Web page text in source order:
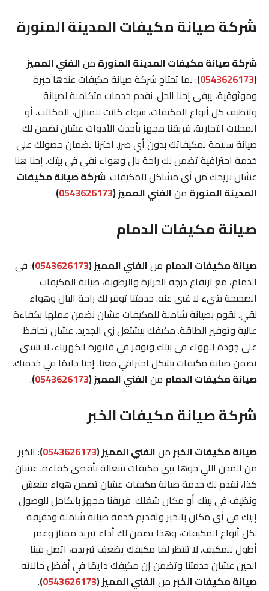
شركة صيانة مكيفات المدينة المنورة
شركة صيانة مكيفات المدينة المنورةمنالفني المميز
0543626173
): لما تحتاج شركة صيانة مكيفات عندها خبرة
وموثوقية، يبقى إحنا الحل. نقدم خدمات متكاملة لصيانة
وتنظيف كل أنواع المكيفات، سواء كانت للمنازل، المكاتب، أو
المحلات التجارية. فريقنا مجهز بأحدث الأدوات عشان نضمن لك
صيانة سليمة لمكيفاتك بدون أي ضرر. اخترنا لضمان حصولك على
خدمة احترافية تضمن لك راحة بال وهواء نقي في بيتك. إحنا هنا
عشان نريحك من أي مشاكل للمكيفات.شركة صيانة مكيفات
المدينة المنورةمنالفني المميز (0543626173
)
.
صيانة مكيفات الدمام
صيانة مكيفات الدماممنالفني المميز (0543626173
): في
الدمام، مع ارتفاع درجة الحرارة والرطوبة، صيانة المكيفات
الصحيحة شيء لا غنى عنه. خدمتنا توفر لك راحة البال وهواء
نقي. نقوم بصيانة شاملة للمكيفات عشان نضمن عملها بكفاءة
عالية وتوفير الطاقة. مكيفك بيشتغل زي الجديد. عشان تحافظ
على جودة الهواء في بيتك وتوفر في فاتورة الكهرباء، لا تنسى
تضمن صيانة مكيفات بشكل احترافي معنا. إحنا دايمًا في خدمتك.
صيانة مكيفات الدماممنالفني المميز (0543626173
)
.
شركة صيانة مكيفات الخبر
صيانة مكيفات الخبرمنالفني المميز (0543626173
): الخبر
من المدن اللي جوها يبي مكيفات شغالة بأقصى كفاءة. عشان
كذا، نقدم لك خدمة صيانة مكيفات عشان تضمن هواء منعش
ونظيف في بيتك أو مكان شغلك. فريقنا مجهز بالكامل للوصول
إليك في أي مكان بالخبر وتقديم خدمة صيانة شاملة ودقيقة
لكل أنواع المكيفات، وهذا يضمن لك أداء تبريد ممتاز وعمر
أطول للمكيف. لا تنتظر لما مكيفك يضعف تبريده، اتصل فينا
الحين عشان خدمتنا وتضمن إن مكيفك دايمًا في أفضل حالاته.
صيانة مكيفات الخبرمنالفني المميز (0543626173
)
.